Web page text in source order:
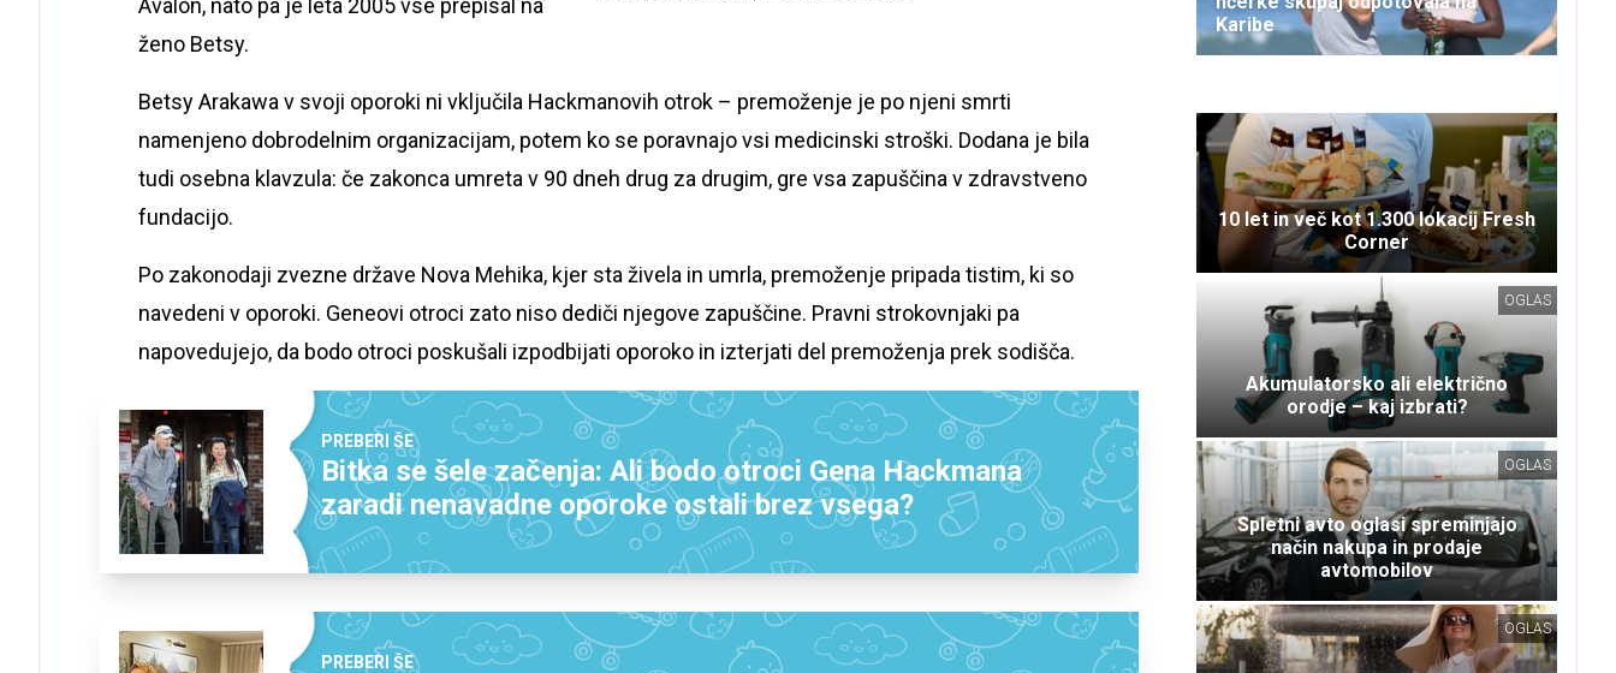
Avalon, nato pa je leta 2005 vse prepisal na
ženo Betsy.
Betsy Arakawa v svoji oporoki ni vključila Hackmanovih otrok – premoženje je po njeni smrti
namenjeno dobrodelnim organizacijam, potem ko se poravnajo vsi medicinski stroški. Dodana je bila
tudi osebna klavzula: če zakonca umreta v 90 dneh drug za drugim, gre vsa zapuščina v zdravstveno
fundacijo.
Po zakonodaji zvezne države Nova Mehika, kjer sta živela in umrla, premoženje pripada tistim, ki so
navedeni v oporoki. Geneovi otroci zato niso dediči njegove zapuščine. Pravni strokovnjaki pa
napovedujejo, da bodo otroci poskušali izpodbijati oporoko in izterjati del premoženja prek sodišča.
PREBERI ŠE
Bitka se šele začenja: Ali bodo otroci Gena Hackmana
zaradi nenavadne oporoke ostali brez vsega?
PREBERI ŠE
Karibe
10 let in več kot 1.300 lokacij Fresh
Corner
OGLAS
Akumulatorsko ali električno
orodje – kaj izbrati?
OGLAS
Spletni avto oglasi spreminjajo
način nakupa in prodaje
avtomobilov
OGLAS